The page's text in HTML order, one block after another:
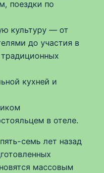
поездки по
культуру — от
до участия в
кухней и
в отеле.
семь лет назад
массовым